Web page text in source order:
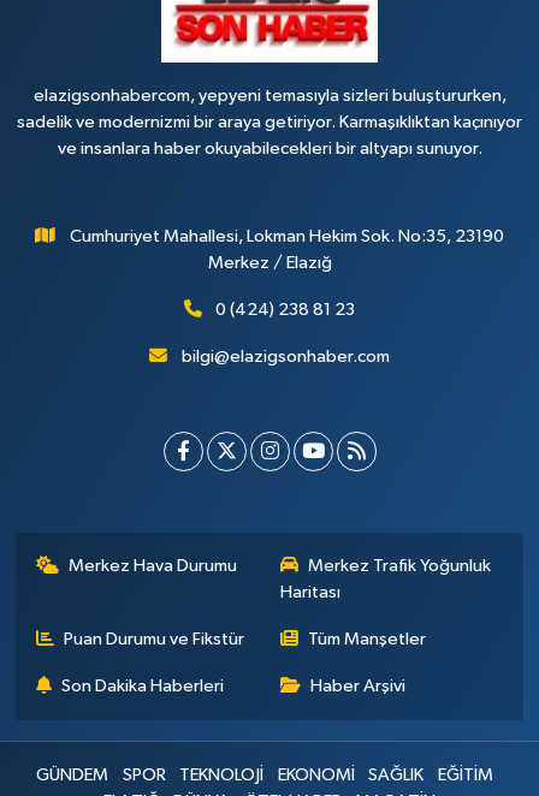
Yol Tarifi Al
elazigsonhabercom, yepyeni temasıyla sizleri buluştururken,
sadelik ve modernizmi bir araya getiriyor. Karmaşıklıktan kaçınıyor
ve insanlara haber okuyabilecekleri bir altyapı sunuyor.
Cumhuriyet Mahallesi, Lokman Hekim Sok. No:35, 23190
Merkez / Elazığ
0 (424) 238 81 23
bilgi@elazigsonhaber.com
Merkez Hava Durumu
Merkez Trafik Yoğunluk
Haritası
Puan Durumu ve Fikstür Tüm Manşetler
Son Dakika Haberleri Haber Arşivi
GÜNDEM SPOR TEKNOLOJİ EKONOMİ SAĞLIK
EĞİTİM